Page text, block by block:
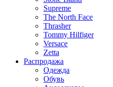
Supreme
The North Face
Thrasher
Tommy Hilfiger
Versace
Zetta
Распродажа
Одежда
Обувь